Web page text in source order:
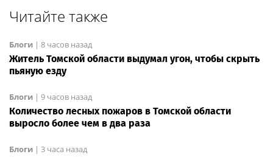
Читайте также
Блоги | 8 часов назад
Житель Томской области выдумал угон, чтобы скрыть
пьяную езду
Блоги | 9 часов назад
Количество лесных пожаров в Томской области
выросло более чем в два раза
Блоги | 3 часа назад